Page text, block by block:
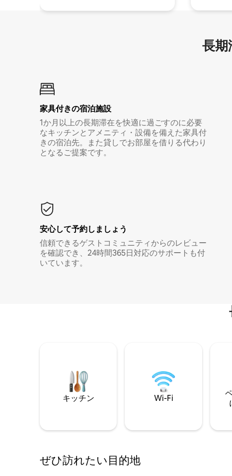
長
家具付き⁠の宿⁠泊⁠施⁠設
1か月以上の長期滞在を快適に過ごすのに必要
なキッチンとアメニティ・設備を備えた家具付
きの宿泊先。また貸しでお部屋を借りる代わり
となるご提案です。
安心して予約しましょう
信頼できるゲストコミュニティからのレビュー
を確認でき、24時間365日対応のサポートも付
いています。
キッチン Wi-Fi
ぜひ訪⁠れ⁠た⁠い目⁠的⁠地